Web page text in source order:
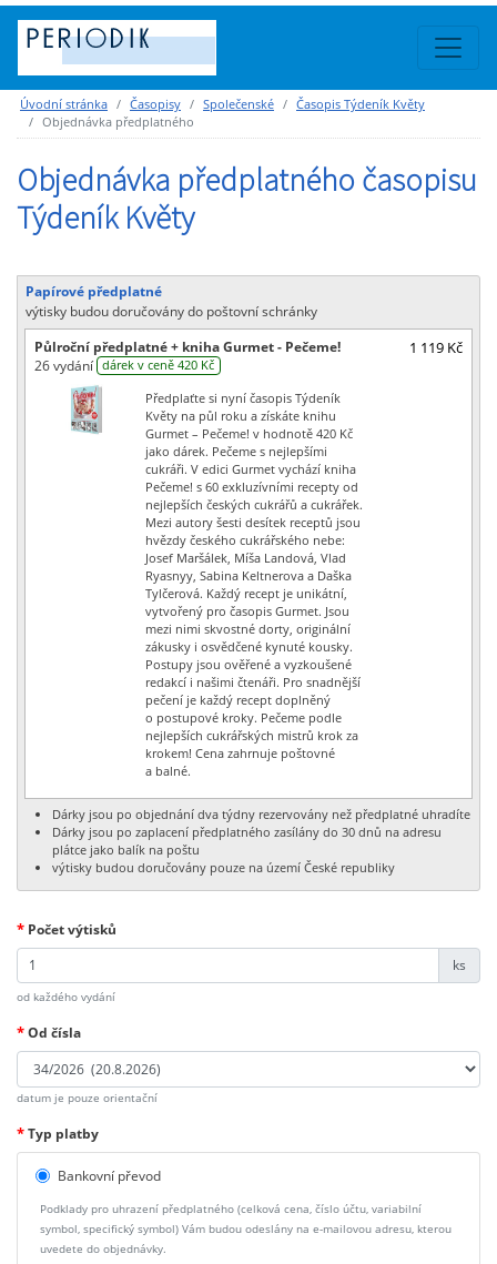
Úvodní stránka Časopisy Společenské
Časopis Týdeník Květy
Objednávka předplatného
Objednávka předplatného časopisu
Týdeník Květy
Papírové předplatné
výtisky budou doručovány do poštovní schránky
Půlroční předplatné + kniha Gurmet - Pečeme!
26 vydání dárek v ceně 420 Kč
1 119 Kč
Předplaťte si nyní časopis Týdeník
Květy na půl roku a získáte knihu
Gurmet – Pečeme! v hodnotě 420 Kč
jako dárek. Pečeme s nejlepšími
cukráři. V edici Gurmet vychází kniha
Pečeme! s 60 exkluzívními recepty od
nejlepších českých cukrářů a cukrářek.
Mezi autory šesti desítek receptů jsou
hvězdy českého cukrářského nebe:
Josef Maršálek, Míša Landová, Vlad
Ryasnyy, Sabina Keltnerova a Daška
Tylčerová. Každý recept je unikátní,
vytvořený pro časopis Gurmet. Jsou
mezi nimi skvostné dorty, originální
zákusky i osvědčené kynuté kousky.
Postupy jsou ověřené a vyzkoušené
redakcí i našimi čtenáři. Pro snadnější
pečení je každý recept doplněný
o postupové kroky. Pečeme podle
nejlepších cukrářských mistrů krok za
krokem! Cena zahrnuje poštovné
a balné.
Dárky jsou po objednání dva týdny rezervovány než předplatné uhradíte
Dárky jsou po zaplacení předplatného zasílány do 30 dnů na adresu
plátce jako balík na poštu
výtisky budou doručovány pouze na území České republiky
* Počet výtisků
ks
od každého vydání
*Od čísla
datum je pouze orientační
*Typ platby
Bankovní převod
Podklady pro uhrazení předplatného (celková cena, číslo účtu, variabilní
symbol, specifický symbol) Vám budou odeslány na e-mailovou adresu, kterou
uvedete do objednávky.